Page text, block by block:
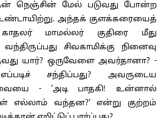
நெஞ்சின் மேல் படுவது போன்ற
அந்தக் குளக்கரையைத்
மாமல்லர் குதிரை மீது
சிவகாமிக்கு நினைவு
யார்? ஒருவேளை அவர்தானா? -
சந்திப்பது? அவருடைய
- 'அடி பாதகி! உன்னால்
வந்தன?' என்று குற்றம்